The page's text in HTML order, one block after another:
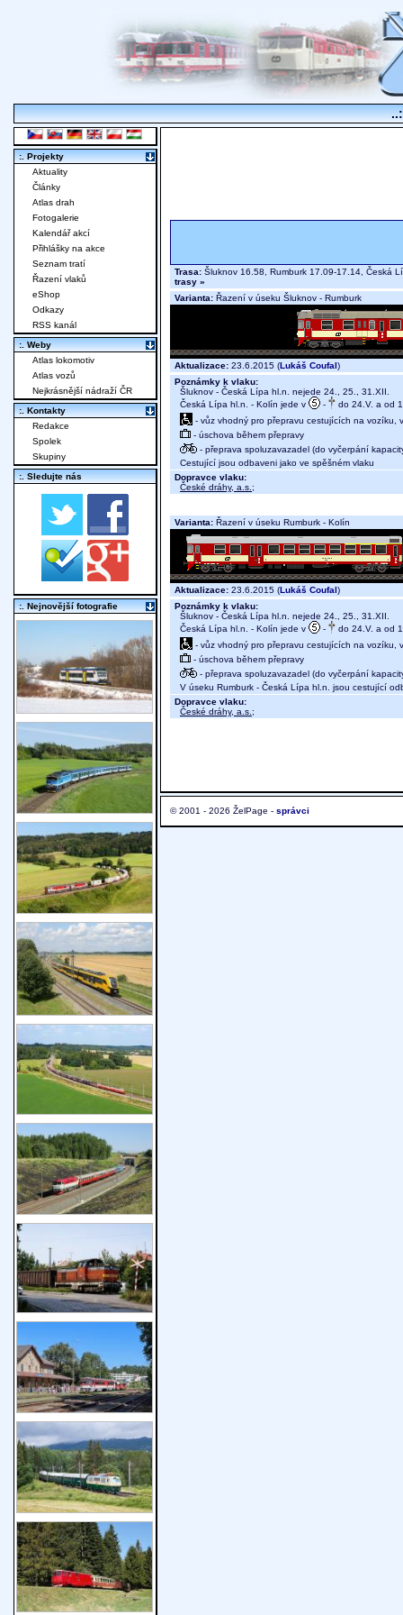
Trasa: Šluknov 16.58, Rumburk 17.09-17.14, Česká
trasy »
Varianta: Řazení v úseku Šluknov - Rumburk
Aktualizace: 23.6.2015 (Lukáš Coufal)
Poznámky k vlaku:
Šluknov - Česká Lípa hl.n. nejede 24., 25., 31.XII.
Česká Lípa hl.n. - Kolín jede v
-
do 24.V. a od
- vůz vhodný pro přepravu cestujících na vozíku,
- úschova během přepravy
- přeprava spoluzavazadel (do vyčerpání
Cestující jsou odbaveni jako ve spěšném vlaku
Dopravce vlaku:
České dráhy, a.s. ;
Varianta: Řazení v úseku Rumburk - Kolín
Aktualizace: 23.6.2015 (Lukáš Coufal)
Poznámky k vlaku:
Šluknov - Česká Lípa hl.n. nejede 24., 25., 31.XII.
Česká Lípa hl.n. - Kolín jede v
-
do 24.V. a od
- vůz vhodný pro přepravu cestujících na vozíku,
- úschova během přepravy
- přeprava spoluzavazadel (do vyčerpání
V úseku Rumburk - Česká Lípa hl.n. jsou cestující
Dopravce vlaku:
České dráhy, a.s. ;
© 2001 - 2026 ŽelPage - správci
:. Projekty
Aktuality
Články
Atlas drah
Fotogalerie
Kalendář akcí
Přihlášky na akce
Seznam tratí
Řazení vlaků
eShop
Odkazy
RSS kanál
:. Weby
Atlas lokomotiv
Atlas vozů
Nejkrásnější nádraží ČR
:. Kontakty
Redakce
Spolek
Skupiny
:. Sledujte nás
:. Nejnovější fotografie